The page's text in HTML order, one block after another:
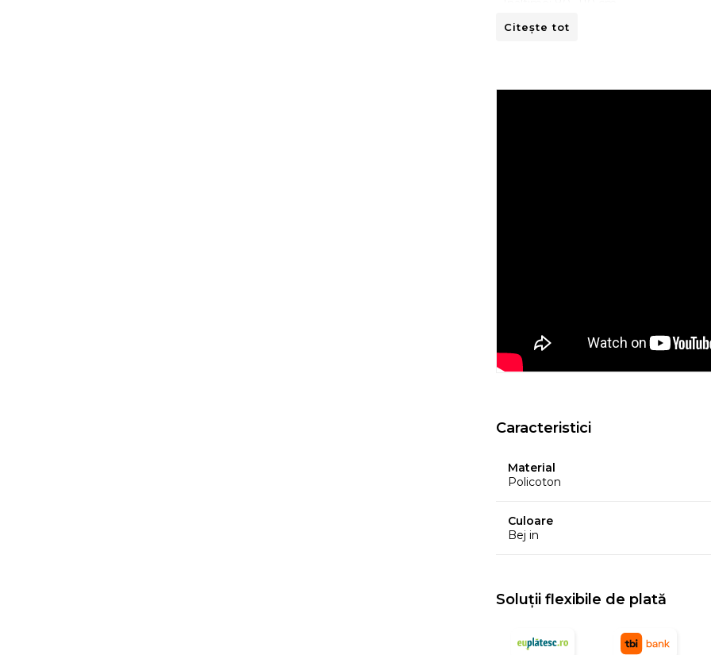
EYSA
Citește tot
Caracteristici
Material
Policoton
Culoare
Bej in
Soluții flexibile de plată